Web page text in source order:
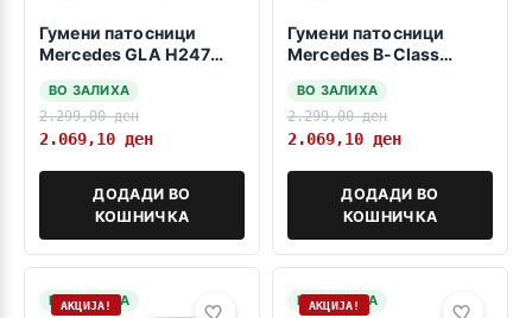
Гумени патосници
Mercedes GLA H247
ВО ЗАЛИХА
2.299,00ден
2.069,10 ден
ДОДАДИ ВО
КОШНИЧКА
Гумени патосници
Mercedes B-Class
12.2019->
ВО ЗАЛИХА
2.299,00ден
2.069,10 ден
ДОДАДИ ВО
КОШНИЧКА
НА ЗАЛИХА
АКЦИЈА! НА ЗАЛИХА
АКЦИЈА!